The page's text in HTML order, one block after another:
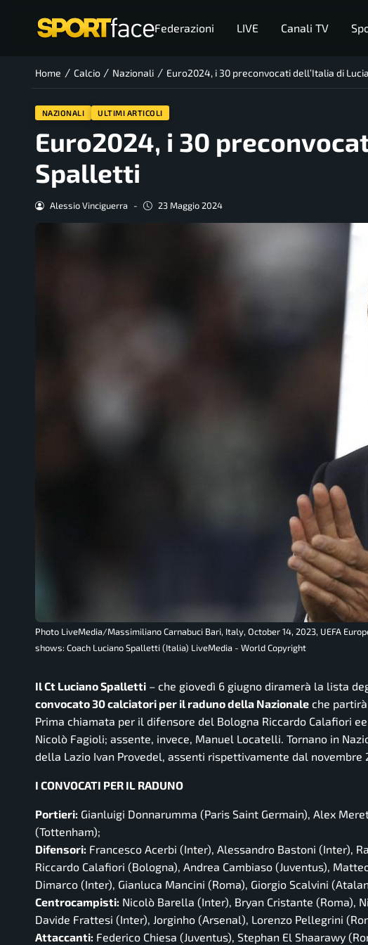
Federazioni LIVE Canali TV
Home / Calcio / Nazionali / Euro2024, i 30 preconvocati dell’Italia di
NAZIONALI ULTIMI ARTICOLI
Euro2024, i 30
Spalletti
Alessio Vinciguerra - 23 Maggio 2024
Photo LiveMedia/Massimiliano Carnabuci Bari, Italy, October 14, 2023, UEFA
shows: Coach Luciano Spalletti (Italia) LiveMedia - World Copyright
Il Ct Luciano Spalletti – che giovedì 6 giugno diramerà la lista
convocato 30 calciatori per il raduno della Nazionale che
Prima chiamata per il difensore del Bologna Riccardo Calafiori
Nicolò Fagioli; assente, invece, Manuel Locatelli. Tornano in
della Lazio Ivan Provedel, assenti rispettivamente dal novembre
I CONVOCATI PER IL RADUNO
Portieri: Gianluigi Donnarumma (Paris Saint Germain), Alex
(Tottenham);
Difensori: Francesco Acerbi (Inter), Alessandro Bastoni (Inter),
Riccardo Calafiori (Bologna), Andrea Cambiaso (Juventus),
Dimarco (Inter), Gianluca Mancini (Roma), Giorgio Scalvini
Centrocampisti: Nicolò Barella (Inter), Bryan Cristante (Roma),
Davide Frattesi (Inter), Jorginho (Arsenal), Lorenzo Pellegrini
Attaccanti: Federico Chiesa (Juventus), Stephan El Shaarawy